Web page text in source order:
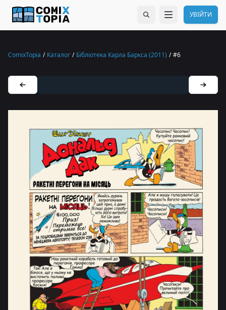
УВІЙТИ
ComixTopia / Каталог / Бібліотека Карла Баркса (2011) / #6